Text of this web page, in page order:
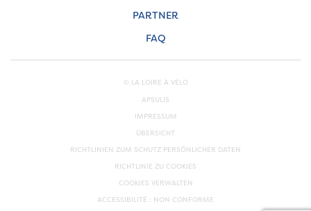
PARTNER
FAQ
© LA LOIRE À VÉLO
APSULIS
IMPRESSUM
ÜBERSICHT
RICHTLINIEN ZUM SCHUTZ PERSÖNLICHER DATEN
RICHTLINIE ZU COOKIES
COOKIES VERWALTEN
ACCESSIBILITÉ : NON CONFORME